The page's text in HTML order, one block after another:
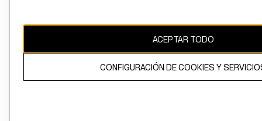
El contenido de esta página web está protegido por copyright y es
ACEPTAR TODO
CONFIGURACIÓN DE COOKIES Y